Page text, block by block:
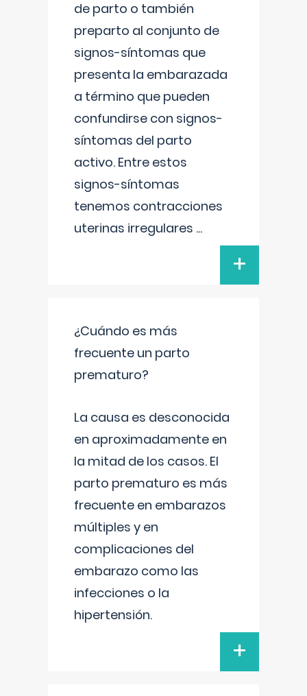
de parto o también
preparto al conjunto de
signos-síntomas que
presenta la embarazada
a término que pueden
confundirse con signos-
síntomas del parto
activo. Entre estos
signos-síntomas
tenemos contracciones
uterinas irregulares ...
+
¿Cuándo es más
frecuente un parto
prematuro?
La causa es desconocida
en aproximadamente en
la mitad de los casos. El
parto prematuro es más
frecuente en embarazos
múltiples y en
complicaciones del
embarazo como las
infecciones o la
hipertensión.
+